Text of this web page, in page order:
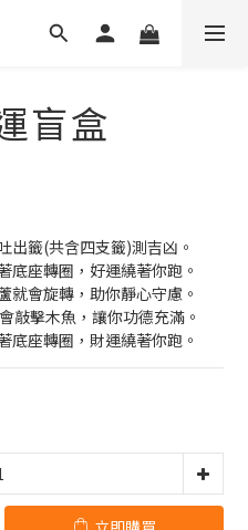
盲盒
出籤(共含四支籤)測吉凶。
底座轉圈，好運繞著你跑。
就會旋轉，助你靜心守慮。
敲擊木魚，讓你功德充滿。
底座轉圈，財運繞著你跑。